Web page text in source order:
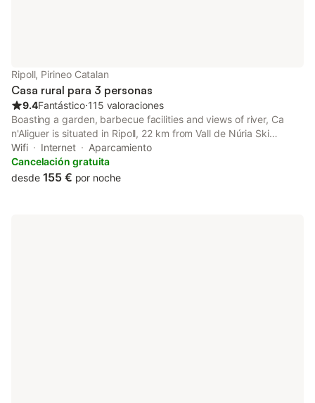
Ripoll, Pirineo Catalan
Casa rural para 3 personas
9.4Fantástico⋅115 valoraciones
Boasting a garden, barbecue facilities and views of river, Ca
n'Aliguer is situated in Ripoll, 22 km from Vall de Núria Ski
station. This property offers access to a balcony, free private
parking and free WiFi.
Wifi Internet
Aparcamiento
Cancelación gratuita
desde 155 € por noche